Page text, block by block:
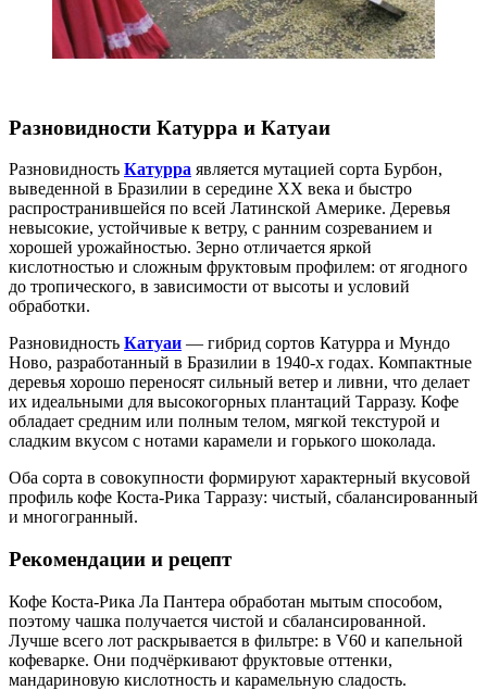
Разновидности Катурра и Катуаи
Разновидность Катурра является мутацией сорта Бурбон,
выведенной в Бразилии в середине XX века и быстро
распространившейся по всей Латинской Америке. Деревья
невысокие, устойчивые к ветру, с ранним созреванием и
хорошей урожайностью. Зерно отличается яркой
кислотностью и сложным фруктовым профилем: от ягодного
до тропического, в зависимости от высоты и условий
обработки.
Разновидность Катуаи — гибрид сортов Катурра и Мундо
Ново, разработанный в Бразилии в 1940-х годах. Компактные
деревья хорошо переносят сильный ветер и ливни, что делает
их идеальными для высокогорных плантаций Тарразу. Кофе
обладает средним или полным телом, мягкой текстурой и
сладким вкусом с нотами карамели и горького шоколада.
Оба сорта в совокупности формируют характерный вкусовой
профиль кофе Коста-Рика Тарразу: чистый, сбалансированный
и многогранный.
Рекомендации и рецепт
Кофе Коста-Рика Ла Пантера обработан мытым способом,
поэтому чашка получается чистой и сбалансированной.
Лучше всего лот раскрывается в фильтре: в V60 и капельной
кофеварке. Они подчёркивают фруктовые оттенки,
мандариновую кислотность и карамельную сладость.